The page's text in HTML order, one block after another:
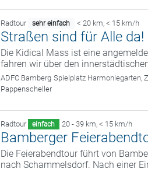
Radtour sehr einfach < 20 km, < 15 km/h
Straßen sind für Alle
Die Kidical Mass ist eine
fahren wir über den
ADFC Bamberg Spielplatz Harmoniegarten,
Pappenscheller
Radtour einfach 20 - 39 km, < 15 km/h
Bamberger
Die Feierabendtour führt von
nach Schammelsdorf. Nach einer